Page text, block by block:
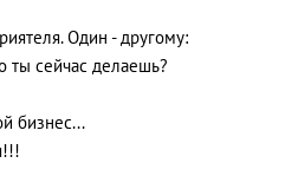
Один - другому:
ты сейчас делаешь?
бизнес...